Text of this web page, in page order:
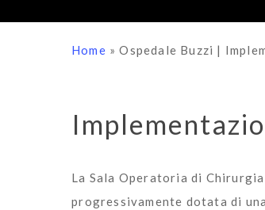
Home »Ospedale Buzzi |
La Sala Operatoria di
progressivamente dotata di